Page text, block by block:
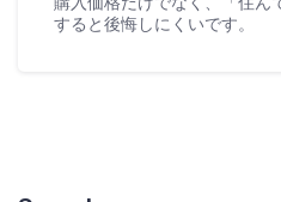
すると後悔しにくいです。